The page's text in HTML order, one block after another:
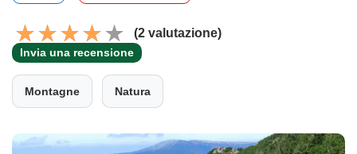
(2 valutazione)
Invia una recensione
Montagne Natura